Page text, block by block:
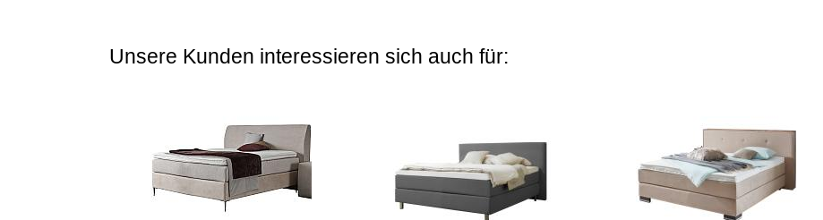
Unsere Kunden interessieren sich auch für: